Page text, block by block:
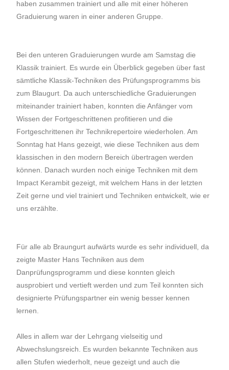
haben zusammen trainiert und alle mit einer höheren
Graduierung waren in einer anderen Gruppe.
Bei den unteren Graduierungen wurde am Samstag die
Klassik trainiert. Es wurde ein Überblick gegeben über fast
sämtliche Klassik-Techniken des Prüfungsprogramms bis
zum Blaugurt. Da auch unterschiedliche Graduierungen
miteinander trainiert haben, konnten die Anfänger vom
Wissen der Fortgeschrittenen profitieren und die
Fortgeschrittenen ihr Technikrepertoire wiederholen. Am
Sonntag hat Hans gezeigt, wie diese Techniken aus dem
klassischen in den modern Bereich übertragen werden
können. Danach wurden noch einige Techniken mit dem
Impact Kerambit gezeigt, mit welchem Hans in der letzten
Zeit gerne und viel trainiert und Techniken entwickelt, wie er
uns erzählte.
Für alle ab Braungurt aufwärts wurde es sehr individuell, da
zeigte Master Hans Techniken aus dem
Danprüfungsprogramm und diese konnten gleich
ausprobiert und vertieft werden und zum Teil konnten sich
designierte Prüfungspartner ein wenig besser kennen
lernen.
Alles in allem war der Lehrgang vielseitig und
Abwechslungsreich. Es wurden bekannte Techniken aus
allen Stufen wiederholt, neue gezeigt und auch die